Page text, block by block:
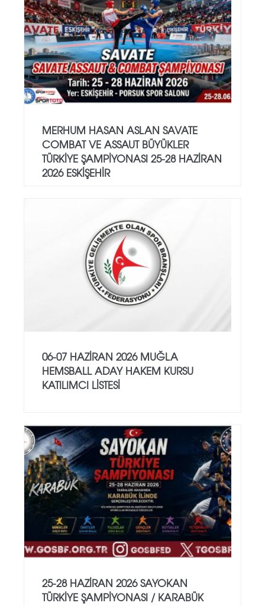
MERHUM HASAN ASLAN SAVATE
COMBAT VE ASSAUT BÜYÜKLER
TÜRKİYE ŞAMPİYONASI 25-28 HAZİRAN
2026 ESKİŞEHİR
06-07 HAZİRAN 2026 MUĞLA
HEMSBALL ADAY HAKEM KURSU
KATILIMCI LİSTESİ
25-28 HAZİRAN 2026 SAYOKAN
TÜRKİYE ŞAMPİYONASI / KARABÜK